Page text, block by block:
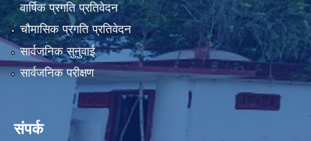
वार्षिक प्रगति प्रतिवेदन
चौमासिक प्रगति प्रतिवेदन
सार्वजनिक सुनुवाई
सार्वजनिक परीक्षण
संपर्क